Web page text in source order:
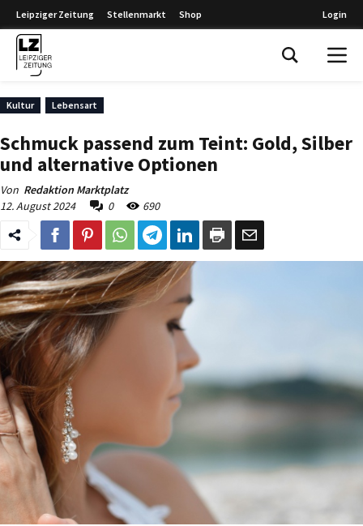
Leipziger Zeitung Stellenmarkt Shop Login
Kultur Lebensart
Schmuck passend zum Teint: Gold, Silber
und alternative Optionen
Von Redaktion Marktplatz
12. August 2024
0 690